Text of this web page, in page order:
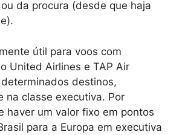
da procura (desde que haja
útil para voos com
United Airlines e TAP Air
destinos,
na classe executiva. Por
haver um valor fixo em pontos
para a Europa em executiva